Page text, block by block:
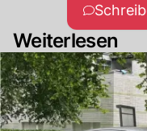
Weiterlesen